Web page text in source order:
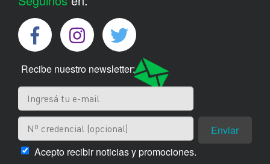
Recibe nuestro newsletter:
Enviar
Acepto recibir noticias y promociones.